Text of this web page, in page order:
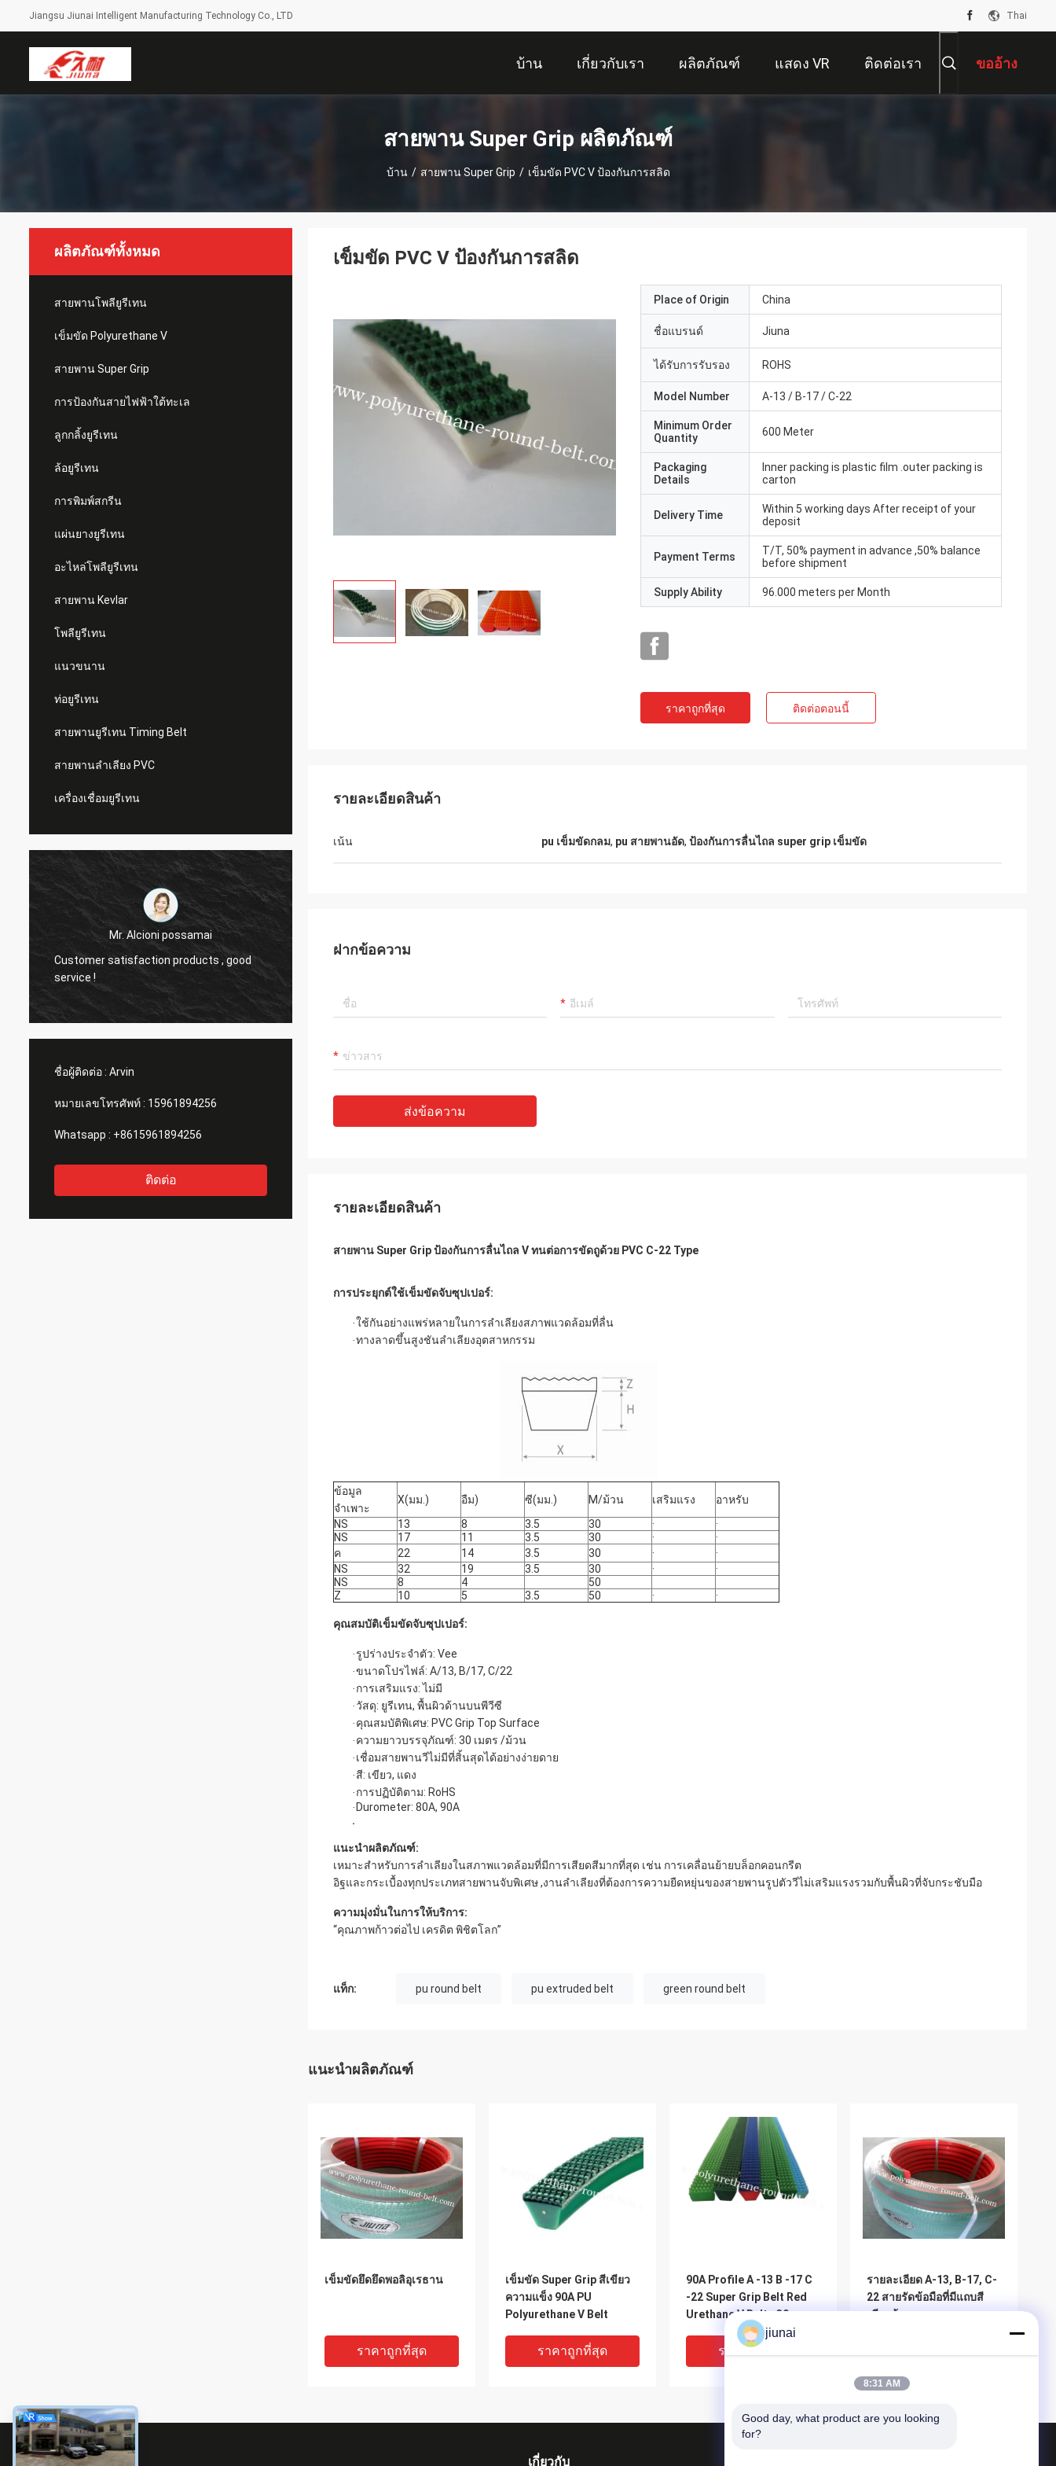
Jiangsu Jiunai Intelligent Manufacturing Technology Co., LTD Thai
บ้าน เกี่ยวกับเรา ผลิตภัณฑ์ แสดง VR ติดต่อเรา ขออ้าง
สายพาน Super Grip ผลิตภัณฑ์
บ้าน / สายพาน Super Grip / เข็มขัด PVC V ป้องกันการสลิด
ผลิตภัณฑ์ทั้งหมด
สายพานโพลียูรีเทน
เข็มขัด Polyurethane V
สายพาน Super Grip
การป้องกันสายไฟฟ้าใต้ทะเล
ลูกกลิ้งยูรีเทน
ล้อยูรีเทน
การพิมพ์สกรีน
แผ่นยางยูรีเทน
อะไหล่โพลียูรีเทน
สายพาน Kevlar
โพลียูรีเทน
แนวขนาน
ท่อยูรีเทน
สายพานยูรีเทน Timing Belt
สายพานลำเลียง PVC
เครื่องเชื่อมยูรีเทน
Mr. Alcioni possamai
Customer satisfaction products , good
service !
ชื่อผู้ติดต่อ : Arvin
หมายเลขโทรศัพท์ : 15961894256
Whatsapp : +8615961894256
ติดต่อ
เข็มขัด PVC V ป้องกันการสลิด
Place of Origin China
ชื่อแบรนด์ Jiuna
ได้รับการรับรอง ROHS
Model Number A-13 / B-17 / C-22
Minimum Order
Quantity
600 Meter
Packaging
Details
Inner packing is plastic film .outer packing is
carton
Delivery Time
Within 5 working days After receipt of your
deposit
Payment Terms
T/T, 50% payment in advance ,50% balance
before shipment
Supply Ability 96.000 meters per Month
ราคาถูกที่สุด ติดต่อตอนนี้
รายละเอียดสินค้า
เน้น pu เข็มขัดกลม, pu สายพานอัด, ป้องกันการลื่นไถล super grip เข็มขัด
ฝากข้อความ
ส่งข้อความ
รายละเอียดสินค้า
สายพาน Super Grip ป้องกันการลื่นไถล V ทนต่อการขัดถูด้วย PVC C-22 Type
การประยุกต์ใช้เข็มขัดจับซุปเปอร์:
·ใช้กันอย่างแพร่หลายในการลำเลียงสภาพแวดล้อมที่ลื่น
·ทางลาดขึ้นสูงชันลำเลียงอุตสาหกรรม
ข้อมูล
จำเพาะ
X(มม.) อืม) ซี(มม.) M/ม้วน เสริมแรง
อาหรับ
NS
13 8 3.5 30 ·
·
NS
17 11 3.5 30 ·
·
ค
22 14 3.5 30 ·
·
NS
32 19 3.5 30 ·
·
NS
8 4
50
Z
10 5 3.5 50 · ·
คุณสมบัติเข็มขัดจับซุปเปอร์:
· รูปร่างประจำตัว: Vee
·ขนาดโปรไฟล์: A/13, B/17, C/22
· การเสริมแรง: ไม่มี
· วัสดุ: ยูรีเทน, พื้นผิวด้านบนพีวีซี
· คุณสมบัติพิเศษ: PVC Grip Top Surface
· ความยาวบรรจุภัณฑ์: 30 เมตร /ม้วน
· เชื่อมสายพานวีไม่มีที่สิ้นสุดได้อย่างง่ายดาย
· สี: เขียว, แดง
· การปฏิบัติตาม: RoHS
· Durometer: 80A, 90A
.
แนะนำผลิตภัณฑ์:
เหมาะสำหรับการลำเลียงในสภาพแวดล้อมที่มีการเสียดสีมากที่สุด เช่น การเคลื่อนย้ายบล็อกคอนกรีต
อิฐและกระเบื้องทุกประเภทสายพานจับพิเศษ ,งานลำเลียงที่ต้องการความยืดหยุ่นของสายพานรูปตัววีไม่เสริมแรงรวมกับพื้นผิวที่จับกระชับมือ
ความมุ่งมั่นในการให้บริการ:
“คุณภาพก้าวต่อไป เครดิต พิชิตโลก”
แท็ก: pu round belt pu extruded belt green round belt
แนะนำผลิตภัณฑ์
เข็มขัดยึดยึดพอลิอุเรธาน
ราคาถูกที่สุด
เข็มขัด Super Grip สีเขียว
ความแข็ง 90A PU
Polyurethane V Belt
ราคาถูกที่สุด
90A Profile A -13 B -17 C
-22 Super Grip Belt Red
Urethane V Belts 30
Meter / Roll
ราคาถูกที่สุด
รายละเอียด A-13, B-17, C-
22 สายรัดข้อมือที่มีแถบสี
เขียวด้านบน
เกี่ยวกับ
jiunai
8:31 AM
Good day, what product are you looking
for?